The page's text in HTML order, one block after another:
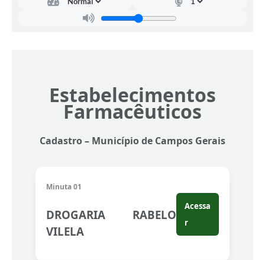
Estabelecimentos
Farmacêuticos
Cadastro – Município de Campos Gerais
Minuta 01
DROGARIA RABELO
VILELA
Acessa
r